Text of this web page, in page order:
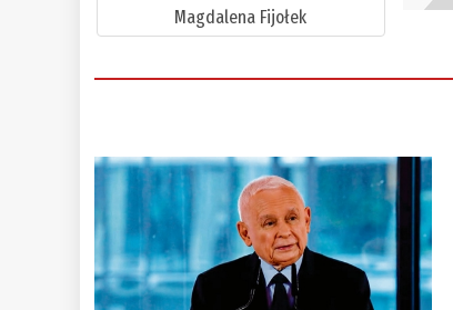
Magdalena Fijołek